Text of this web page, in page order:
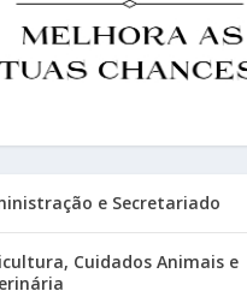
e Secretariado
Cuidados Animais e